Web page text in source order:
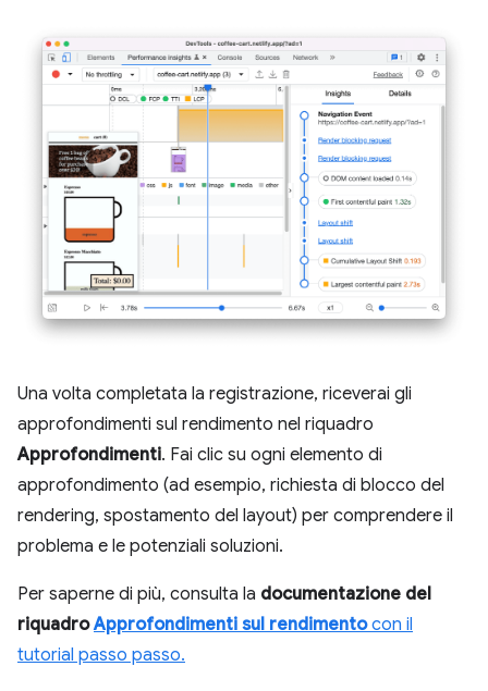
Una volta completata la registrazione, riceverai gli
approfondimenti sul rendimento nel riquadro
Approfondimenti. Fai clic su ogni elemento di
approfondimento (ad esempio, richiesta di blocco del
rendering, spostamento del layout) per comprendere il
problema e le potenziali soluzioni.
Per saperne di più, consulta la documentazione del
riquadroApprofondimenti sul rendimentocon il
tutorial passo passo.